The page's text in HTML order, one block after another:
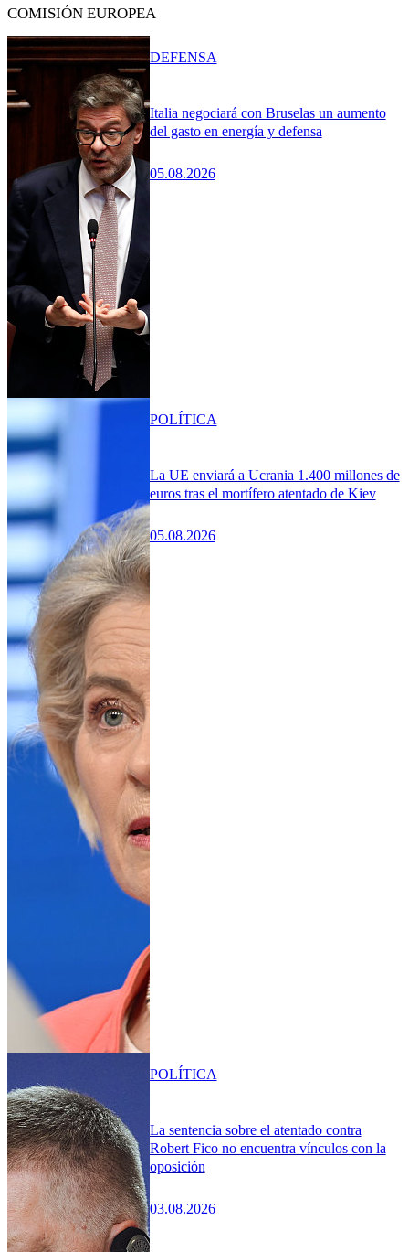
COMISIÓN EUROPEA
Italia negociará con Bruselas un aumento
del gasto en energía y defensa
05.08.2026
DEFENSA
La UE enviará a Ucrania 1.400 millones de
euros tras el mortífero atentado de Kiev
05.08.2026
POLÍTICA
La sentencia sobre el atentado contra
Robert Fico no encuentra vínculos con la
oposición
03.08.2026
POLÍTICA